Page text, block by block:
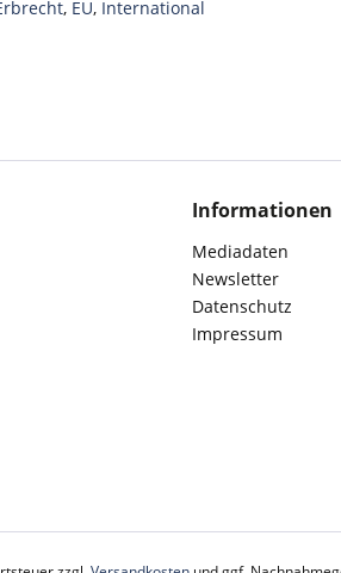
, EU, International
Informationen
Mediadaten
Newsletter
Datenschutz
Impressum